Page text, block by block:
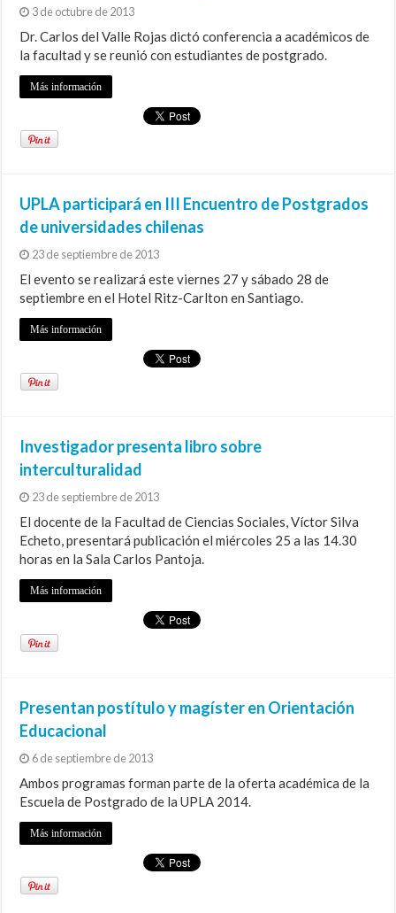
3 de octubre de 2013
Dr. Carlos del Valle Rojas dictó conferencia a académicos de
la facultad y se reunió con estudiantes de postgrado.
Más información
UPLA participará en III Encuentro de Postgrados
de universidades chilenas
23 de septiembre de 2013
El evento se realizará este viernes 27 y sábado 28 de
septiembre en el Hotel Ritz-Carlton en Santiago.
Más información
Investigador presenta libro sobre
interculturalidad
23 de septiembre de 2013
El docente de la Facultad de Ciencias Sociales, Víctor Silva
Echeto, presentará publicación el miércoles 25 a las 14.30
horas en la Sala Carlos Pantoja.
Más información
Presentan postítulo y magíster en Orientación
Educacional
6 de septiembre de 2013
Ambos programas forman parte de la oferta académica de la
Escuela de Postgrado de la UPLA 2014.
Más información